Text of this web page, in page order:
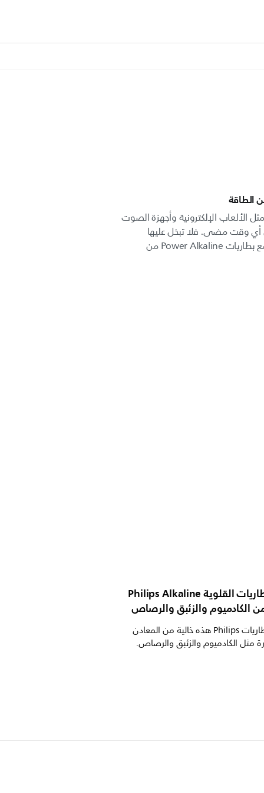
الطاقة
الألعاب الإلكترونية وأجهزة الصوت
أي وقت مضى. فلا تبخل عليها
واستمر في تشغيلها لفترة أطول مع بطاريات Power Alkaline من
تحتوي البطاريات القلوية Philips Alkaline
نضمن أن بطاريات Philips هذه خالية من المعادن
مثل الكادميوم والزئبق والرصاص.